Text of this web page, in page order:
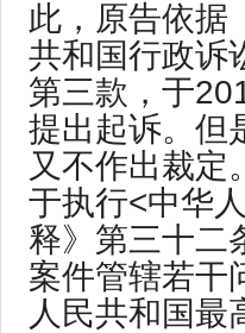
此，原告依据
共和国行政诉
第三款，于
提出起诉。但
又不作出裁定
于执行<中华
释》第三十二
案件管辖若干
人民共和国最